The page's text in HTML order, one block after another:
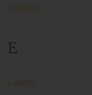
Dividend
E
E-pullar